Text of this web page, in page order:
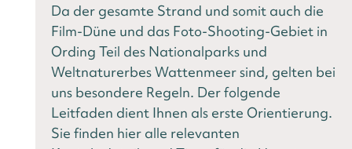
Da der gesamte Strand und somit auch die
Film-Düne und das Foto-Shooting-Gebiet in
Ording Teil des Nationalparks und
Weltnaturerbes Wattenmeer sind, gelten bei
uns besondere Regeln. Der folgende
Leitfaden dient Ihnen als erste Orientierung.
Sie finden hier alle relevanten